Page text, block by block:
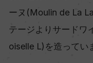
ーヌ(Moulin de La
テージよりサードワ
oiselle L)を造ってい